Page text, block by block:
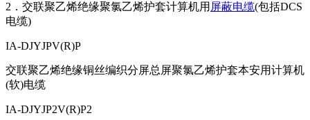
2．交联聚乙烯绝缘聚氯乙烯护套计算机用 屏蔽电缆(包括DCS
电缆)
IA-DJYJPV(R)P
交联聚乙烯绝缘铜丝编织分屏总屏聚氯乙烯护套本安用计算机
(软)电缆
IA-DJYJP2V(R)P2